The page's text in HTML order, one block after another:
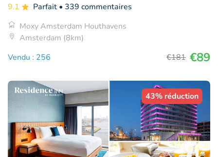
9.1 Parfait • 339 commentaires
Moxy Amsterdam Houthavens
Amsterdam (8km)
Vendu : 256
€181 €89
43% réduction